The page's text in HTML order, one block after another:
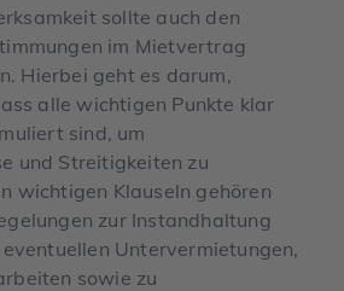
sollte auch den
im Mietvertrag
Hierbei geht es darum,
alle wichtigen Punkte klar
sind, um
und Streitigkeiten zu
wichtigen Klauseln gehören
zur Instandhaltung
Untervermietungen,
sowie zu